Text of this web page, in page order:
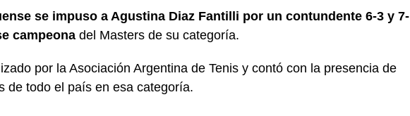
se impuso a Agustina Diaz Fantilli por un contundente 6-3 y 7-
campeona del Masters de su categoría.
por la Asociación Argentina de Tenis y contó con la presencia de
de todo el país en esa categoría.